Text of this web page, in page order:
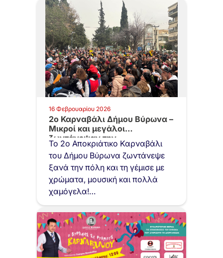
Κοντογεώργη,
παρουσιάζοντας…
16 Φεβρουαρίου 2026
2ο Καρναβάλι Δήμου Βύρωνα –
Μικροί και μεγάλοι
ζωντάνεψαν την…
Το 2ο Αποκριάτικο Καρναβάλι
του Δήμου Βύρωνα ζωντάνεψε
ξανά την πόλη και τη γέμισε με
χρώματα, μουσική και πολλά
χαμόγελα!…